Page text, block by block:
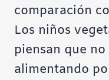
comparación
Los niños
piensan que no
alimentando